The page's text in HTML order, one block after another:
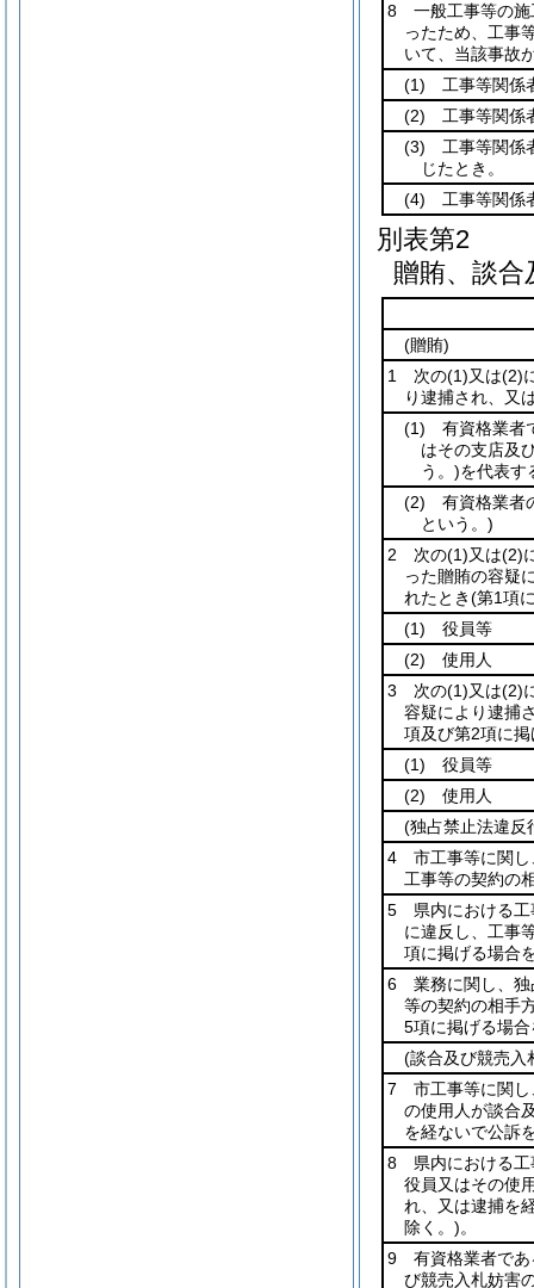
8 一般工事等の施
ったため、工事
いて、当該事故
(1) 工事等関係
(2) 工事等関係
(3) 工事等関係
じたとき。
(4) 工事等関係
別表第2
贈賄、談
(贈賄)
1 次の(1)又は(2)
り逮捕され、又
(1) 有資格業者
はその支店及
う。)を代表す
(2) 有資格業者
という。)
2 次の(1)又は(2)
った贈賄の容疑
れたとき(第1項
(1) 役員等
(2) 使用人
3 次の(1)又は(2)
容疑により逮捕
項及び第2項に
(1) 役員等
(2) 使用人
(独占禁止法違反
4 市工事等に関し
工事等の契約の
5 県内における工
に違反し、工事
項に掲げる場合
6 業務に関し、独
等の契約の相手
5項に掲げる場
(談合及び競売入
7 市工事等に関し
の使用人が談合
を経ないで公訴
8 県内における工
役員又はその使
れ、又は逮捕を
除く。)。
9 有資格業者であ
び競売入札妨害